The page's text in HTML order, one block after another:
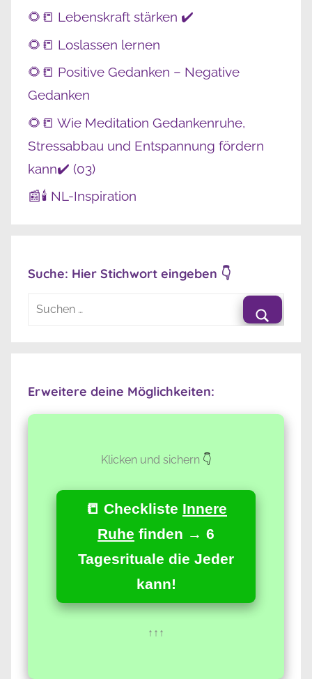
🌻📒 Lebenskraft stärken ✔️
🌻📒 Loslassen lernen
🌻📒 Positive Gedanken – Negative
Gedanken
🌻📒 Wie Meditation Gedankenruhe,
Stressabbau und Entspannung fördern
kann✔️ (03)
📰🕯️ NL-Inspiration
Suche: Hier Stichwort eingeben 👇
Suchen
Erweitere deine Möglichkeiten:
Klicken und sichern👇
📒 Checkliste Innere
Ruhe finden → 6
Tagesrituale die Jeder
kann!
↑↑↑